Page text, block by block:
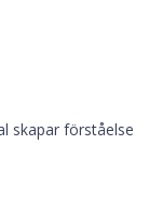
skapar förståelse